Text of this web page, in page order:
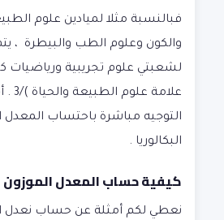
فبالنسبة مثلا لميادين علوم
والكون وعلوم الطب والبيطرة ،
التوجيه مباشرة باحتساب
البكالوريا .
كيفية حساب المعدل الموزون
نعطي لكم أمثلة عن حساب نعدل